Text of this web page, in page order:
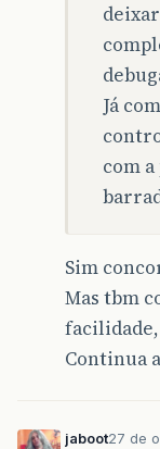
Já
com
Sim
Mas tbm
Continua
jaboot27 de